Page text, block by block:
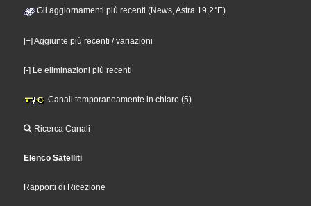
Gli aggiornamenti più recenti (News, Astra 19,2°E)
[+] Aggiunte più recenti / variazioni
[-] Le eliminazioni più recenti
Canali temporaneamente in chiaro (5)
Ricerca Canali
Elenco Satelliti
Rapporti di Ricezione